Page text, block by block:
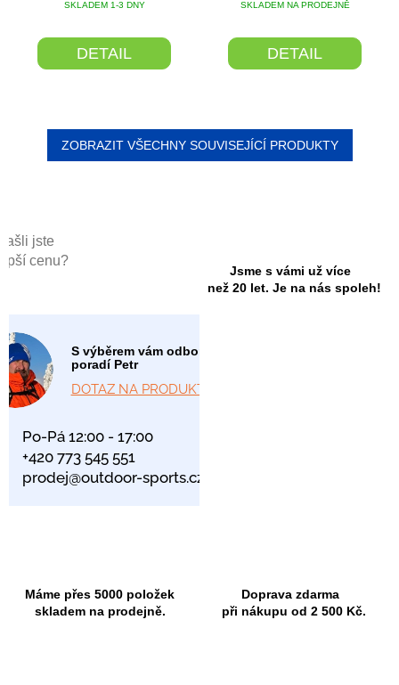
jste
cenu?
S výběrem vám odborně
poradí Petr
DOTAZ NA PRODUKT
Po-Pá 12:00 - 17:00
+420 773 545 551
prodej@outdoor-sports.cz
Jsme s vámi už více
než 20 let. Je na nás spoleh!
Máme přes 5000 položek
skladem na prodejně.
Doprava zdarma
při nákupu od 2 500 Kč.
SKLADEM 1-3 DNY
DETAIL
SKLADEM NA PRODEJNĚ
DETAIL
ZOBRAZIT VŠECHNY SOUVISEJÍCÍ PRODUKTY